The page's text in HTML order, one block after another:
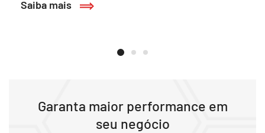
Saiba mais
Garanta maior performance em
seu negócio